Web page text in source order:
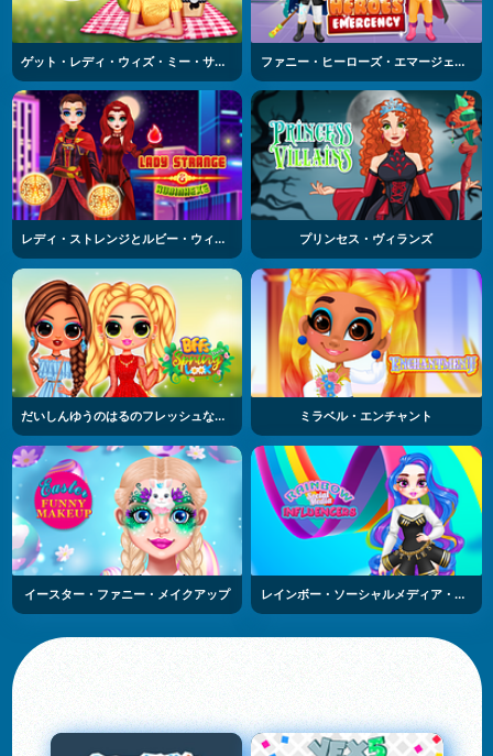
ゲット・レディ・ウィズ・ミー・サマーピクニック ファニー・ヒーローズ・エマージェンシー
レディ・ストレンジとルビー・ウィッチ プリンセス・ヴィランズ
だいしんゆうのはるのフレッシュなファッション ミラベル・エンチャント
イースター・ファニー・メイクアップ レインボー・ソーシャルメディア・インフルエンサー